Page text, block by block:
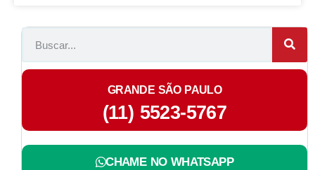
GRANDE SÃO PAULO
(11) 5523-5767
CHAME NO WHATSAPP